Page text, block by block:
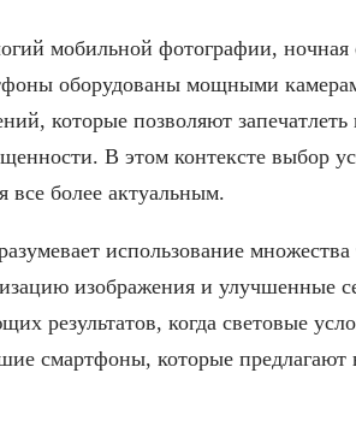
мобильной фотографии, ночная
оборудованы мощными
которые позволяют
В этом контексте выбор
все более актуальным.
использование
изображения и улучшенные
результатов, когда световые
смартфоны, которые